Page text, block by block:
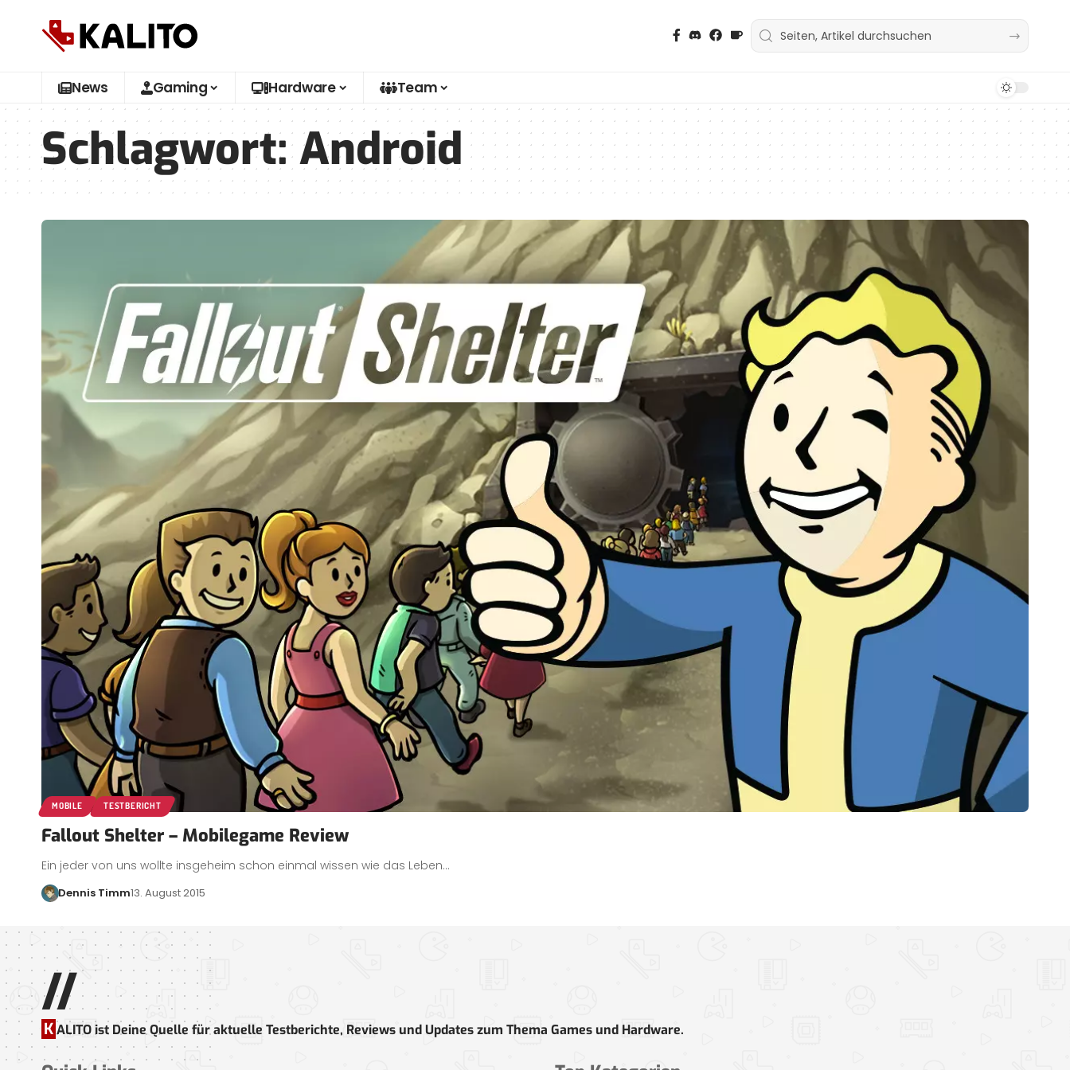
News Gaming Hardware Team
Schlagwort:Android
MOBILE TESTBERICHT
Fallout Shelter – Mobilegame Review
Ein jeder von uns wollte insgeheim schon einmal wissen wie das Leben…
Dennis Timm13. August 2015
//
KALITO ist Deine Quelle für aktuelle Testberichte, Reviews und Updates zum Thema Games und Hardware.